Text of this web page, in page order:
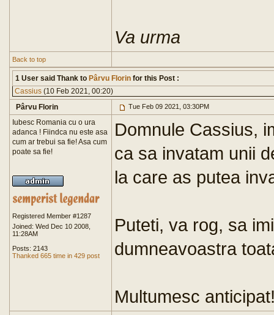
Va urma
Back to top
1 User said Thank to Pârvu Florin for this Post :
Cassius (10 Feb 2021, 00:20)
Pârvu Florin
Tue Feb 09 2021, 03:30PM
Iubesc Romania cu o ura
adanca ! Fiindca nu este asa
cum ar trebui sa fie! Asa cum
poate sa fie!
Registered Member #1287
Joined: Wed Dec 10 2008,
11:28AM
Posts: 2143
Thanked 665 time in 429 post
Domnule Cassius,
ca sa invatam unii
la care as putea
Puteti, va rog, sa
dumneavoastra
Multumesc